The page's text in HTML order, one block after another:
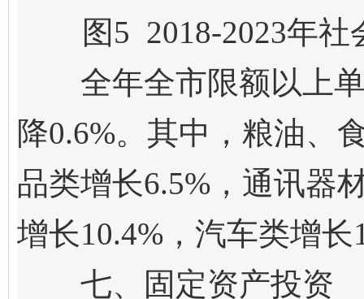
图5 2018-2023年社
全年全市限额以上
降0.6%。其中，粮油、
品类增长6.5%， 通讯器
增长10.4%，汽车类增长
七、固定资产投资